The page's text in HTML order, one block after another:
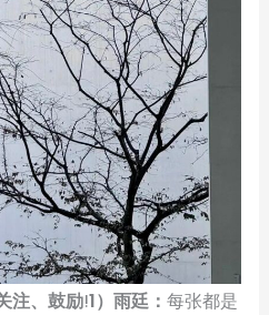
注、鼓励!1）雨廷：每张都是